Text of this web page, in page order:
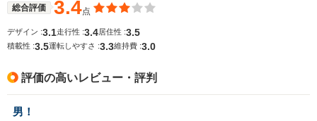
排気量
駆動方式
1780～2791cc
FF
総合評価 3.4点
デザイン :3.1走行性 :3.4 居住性 :3.5
積載性 :3.5運転しやすさ :3.3維持費 :3.0
評価の高いレビュー・評判
男！